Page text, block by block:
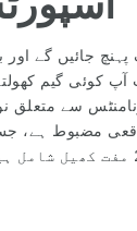
کوئی گیم
سے متعلق